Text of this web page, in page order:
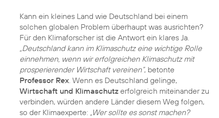
Kann ein kleines Land wie Deutschland bei einem
solchen globalen Problem überhaupt was ausrichten?
Für den Klimaforscher ist die Antwort ein klares Ja.
„Deutschland kann im Klimaschutz eine wichtige Rolle
einnehmen, wenn wir erfolgreichen Klimaschutz mit
prosperierender Wirtschaft vereinen“, betonte
Professor Rex . Wenn es Deutschland gelinge,
Wirtschaft und Klimaschutz erfolgreich miteinander zu
verbinden, würden andere Länder diesem Weg folgen,
so der Klimaexperte: „Wer sollte es sonst machen?